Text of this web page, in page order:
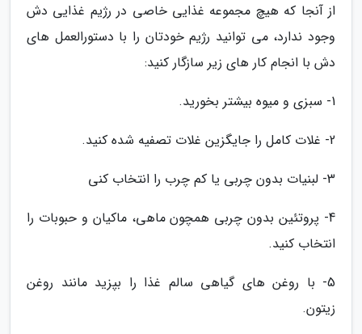
از آنجا که هیچ مجموعه غذایی خاصی در رژیم غذایی دش
وجود ندارد، می توانید رژیم خودتان را با دستورالعمل های
دش با انجام کار های زیر سازگار کنید:
1- سبزی و میوه بیشتر بخورید.
2- غلات کامل را جایگزین غلات تصفیه شده کنید.
3- لبنیات بدون چربی یا کم چرب را انتخاب کنی
4- پروتئین بدون چربی همچون ماهی، ماکیان و حبوبات را
انتخاب کنید.
5- با روغن های گیاهی سالم غذا را بپزید مانند روغن
زیتون.